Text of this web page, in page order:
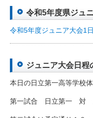
令和5年度県ジュ
令和5年度ジュニア大会1
ジュニア大会日程
本日の日立第一高等学校
第一試合 日立第一 対